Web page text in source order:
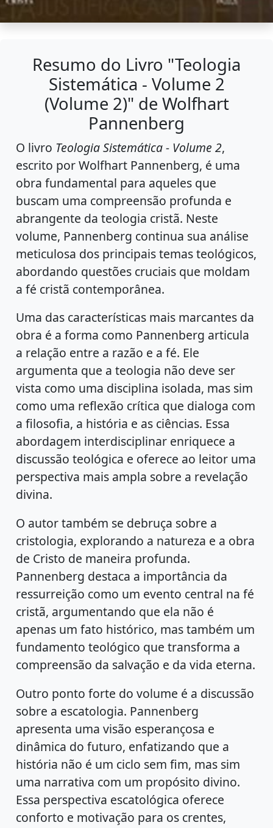
Resumo do Livro "Teologia
Sistemática - Volume 2
(Volume 2)" de Wolfhart
Pannenberg
O livro Teologia Sistemática - Volume 2,
escrito por Wolfhart Pannenberg, é uma
obra fundamental para aqueles que
buscam uma compreensão profunda e
abrangente da teologia cristã. Neste
volume, Pannenberg continua sua análise
meticulosa dos principais temas teológicos,
abordando questões cruciais que moldam
a fé cristã contemporânea.
Uma das características mais marcantes da
obra é a forma como Pannenberg articula
a relação entre a razão e a fé. Ele
argumenta que a teologia não deve ser
vista como uma disciplina isolada, mas sim
como uma reflexão crítica que dialoga com
a filosofia, a história e as ciências. Essa
abordagem interdisciplinar enriquece a
discussão teológica e oferece ao leitor uma
perspectiva mais ampla sobre a revelação
divina.
O autor também se debruça sobre a
cristologia, explorando a natureza e a obra
de Cristo de maneira profunda.
Pannenberg destaca a importância da
ressurreição como um evento central na fé
cristã, argumentando que ela não é
apenas um fato histórico, mas também um
fundamento teológico que transforma a
compreensão da salvação e da vida eterna.
Outro ponto forte do volume é a discussão
sobre a escatologia. Pannenberg
apresenta uma visão esperançosa e
dinâmica do futuro, enfatizando que a
história não é um ciclo sem fim, mas sim
uma narrativa com um propósito divino.
Essa perspectiva escatológica oferece
conforto e motivação para os crentes,